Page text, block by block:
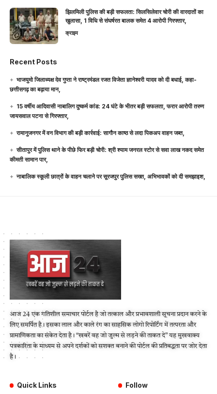
झिलमिली पुलिस की बड़ी सफलता: सिलसिलेवार चोरी की वारदातों का
खुलासा, 1 विधि से संघर्षरत बालक समेत 4 आरोपी गिरफ्तार,
क्राइम
Recent Posts
भाजयुमो जिलाध्यक्ष देव गुप्ता ने राष्ट्रमंडल रजत विजेता ज्ञानेश्वरी यादव को दी बधाई, कहा-
छत्तीसगढ़ का बढ़ाया मान,
15 वर्षीय आदिवासी नाबालिग दुष्कर्म कांड: 24 घंटे के भीतर बड़ी सफलता, फरार आरोपी तरुण
जायसवाल पटना से गिरफ्तार,
रामानुजनगर में वन विभाग की बड़ी कार्रवाई: सागौन काष्ठ से लदा पिकअप वाहन जब्त,
सीतापुर में पुलिस थाने के पीछे फिर बड़ी चोरी: श्री श्याम जनरल स्टोर से सवा लाख नकद समेत
कीमती सामान पार,
नाबालिक स्कूली छात्रों के वाहन चलाने पर सूरजपुर पुलिस सख्त, अभिभावकों को दी समझाइश,
आज 24 एक गतिशील समाचार पोर्टल है जो तत्काल और प्रभावशाली सूचना प्रदान करने के
लिए समर्पित है। इसका लाल और काले रंग का साहसिक लोगो रिपोर्टिंग में तत्परता और
प्रामाणिकता का संकेत देता है। “खबरें वह जो जुल्म से लड़ने की ताकत दे” यह मुखवाक्य
पत्रकारिता के माध्यम से अपने दर्शकों को सशक्त बनाने की पोर्टल की प्रतिबद्धता पर जोर देता
है।
Quick Links Follow